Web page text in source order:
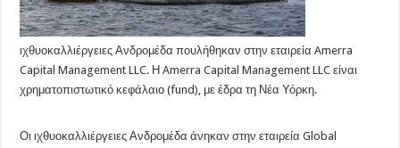
ιχθυοκαλλιέργειες Ανδρομέδα πουλήθηκαν στην εταιρεία Amerra
Capital Management LLC. Η Amerra Capital Management LLC είναι
χρηματοπιστωτικό κεφάλαιο (fund), με έδρα τη Νέα Υόρκη.
Οι ιχθυοκαλλιέργειες Ανδρομέδα άνηκαν στην εταιρεία Global